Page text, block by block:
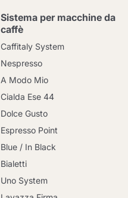
Sistema per macchine da
caffè
Caffitaly System
Nespresso
A Modo Mio
Cialda Ese 44
Dolce Gusto
Espresso Point
Blue / In Black
Bialetti
Uno System